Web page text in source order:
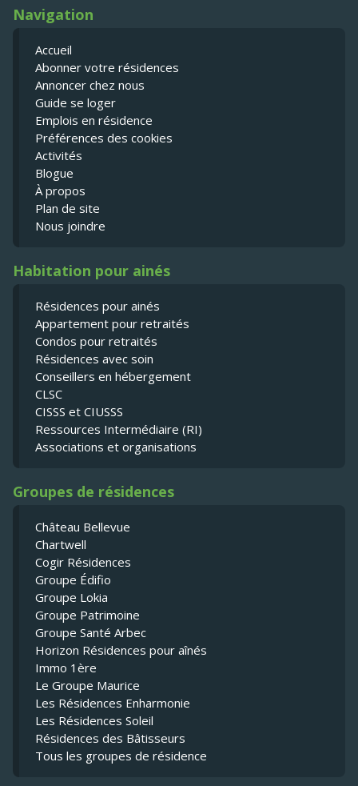
Navigation
Accueil
Abonner votre résidences
Annoncer chez nous
Guide se loger
Emplois en résidence
Préférences des cookies
Activités
Blogue
À propos
Plan de site
Nous joindre
Habitation pour ainés
Résidences pour ainés
Appartement pour retraités
Condos pour retraités
Résidences avec soin
Conseillers en hébergement
CLSC
CISSS et CIUSSS
Ressources Intermédiaire (RI)
Associations et organisations
Groupes de résidences
Château Bellevue
Chartwell
Cogir Résidences
Groupe Édifio
Groupe Lokia
Groupe Patrimoine
Groupe Santé Arbec
Horizon Résidences pour aînés
Immo 1ère
Le Groupe Maurice
Les Résidences Enharmonie
Les Résidences Soleil
Résidences des Bâtisseurs
Tous les groupes de résidence